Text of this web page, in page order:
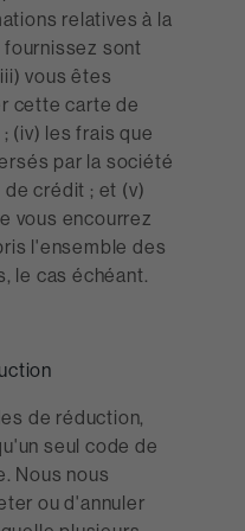
relatives à la
sont
vous êtes
cette carte de
(iv) les frais que
par la société
crédit ; et (v)
vous encourrez
l'ensemble des
le cas échéant.
de réduction,
seul code de
Nous nous
ou d'annuler